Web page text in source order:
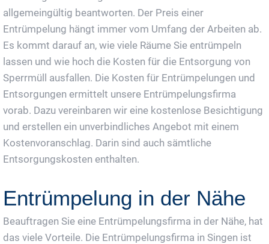
allgemeingültig beantworten. Der Preis einer
Entrümpelung hängt immer vom Umfang der Arbeiten ab.
Es kommt darauf an, wie viele Räume Sie entrümpeln
lassen und wie hoch die Kosten für die Entsorgung von
Sperrmüll ausfallen. Die Kosten für Entrümpelungen und
Entsorgungen ermittelt unsere Entrümpelungsfirma
vorab. Dazu vereinbaren wir eine kostenlose Besichtigung
und erstellen ein unverbindliches Angebot mit einem
Kostenvoranschlag. Darin sind auch sämtliche
Entsorgungskosten enthalten.
Entrümpelung in der Nähe
Beauftragen Sie eine Entrümpelungsfirma in der Nähe, hat
das viele Vorteile. Die Entrümpelungsfirma in Singen ist